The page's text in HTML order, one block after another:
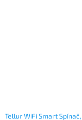
Tellur WiFi Smart